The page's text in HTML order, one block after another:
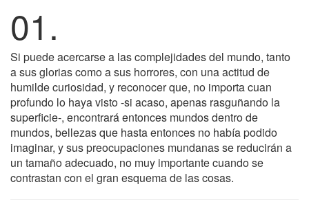
01.
Si puede acercarse a las complejidades del mundo, tanto
a sus glorias como a sus horrores, con una actitud de
humilde curiosidad, y reconocer que, no importa cuan
profundo lo haya visto -si acaso, apenas rasguñando la
superficie-, encontrará entonces mundos dentro de
mundos, bellezas que hasta entonces no había podido
imaginar, y sus preocupaciones mundanas se reducirán a
un tamaño adecuado, no muy importante cuando se
contrastan con el gran esquema de las cosas.